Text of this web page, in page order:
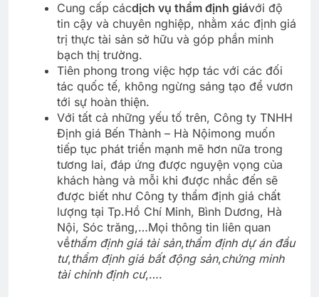
Cung cấp cácdịch vụ thẩm định giávới độ
tin cậy và chuyên nghiệp, nhằm xác định giá
trị thực tài sản sở hữu và góp phần minh
bạch thị trường.
Tiên phong trong việc hợp tác với các đối
tác quốc tế, không ngừng sáng tạo để vươn
tới sự hoàn thiện.
Với tất cả những yếu tố trên, Công ty TNHH
Định giá Bến Thành – Hà Nộimong muốn
tiếp tục phát triển mạnh mẽ hơn nữa trong
tương lai, đáp ứng được nguyện vọng của
khách hàng và mỗi khi được nhắc đến sẽ
được biết như Công ty thẩm định giá chất
lượng tại Tp.Hồ Chí Minh, Bình Dương, Hà
Nội, Sóc trăng,…Mọi thông tin liên quan
vềthẩm định giá tài sản,thẩm định dự án đầu
tư,thẩm định giá bất động sản,chứng minh
tài chính định cư,….